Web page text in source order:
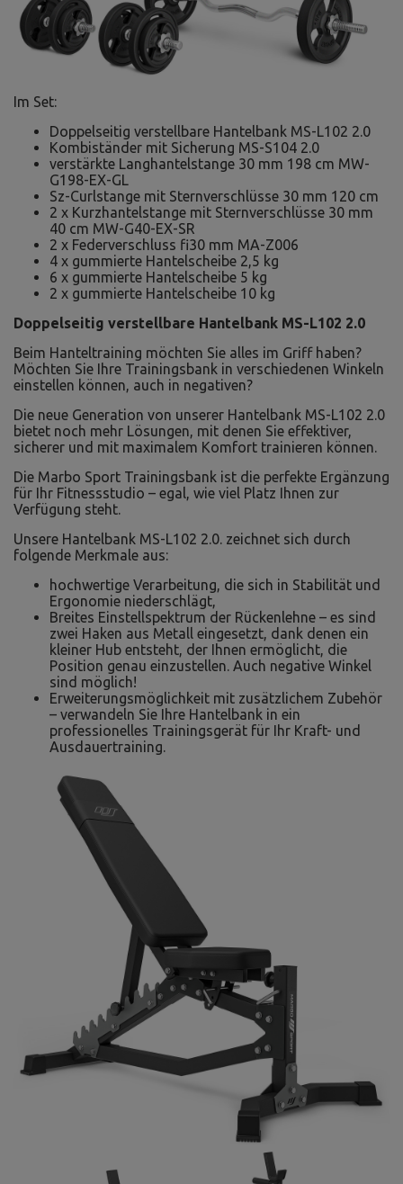
Im Set:
Doppelseitig verstellbare Hantelbank MS-L102 2.0
Kombiständer mit Sicherung MS-S104 2.0
verstärkte Langhantelstange 30 mm 198 cm MW-
G198-EX-GL
Sz-Curlstange mit Sternverschlüsse 30 mm 120 cm
2 x Kurzhantelstange mit Sternverschlüsse 30 mm
40 cm MW-G40-EX-SR
2 x Federverschluss fi30 mm MA-Z006
4 x gummierte Hantelscheibe 2,5 kg
6 x gummierte Hantelscheibe 5 kg
2 x gummierte Hantelscheibe 10 kg
Doppelseitig verstellbare Hantelbank MS-L102 2.0
Beim Hanteltraining möchten Sie alles im Griff haben?
Möchten Sie Ihre Trainingsbank in verschiedenen Winkeln
einstellen können, auch in negativen?
Die neue Generation von unserer Hantelbank MS-L102 2.0
bietet noch mehr Lösungen, mit denen Sie effektiver,
sicherer und mit maximalem Komfort trainieren können.
Die Marbo Sport Trainingsbank ist die perfekte Ergänzung
für Ihr Fitnessstudio – egal, wie viel Platz Ihnen zur
Verfügung steht.
Unsere Hantelbank MS-L102 2.0. zeichnet sich durch
folgende Merkmale aus:
hochwertige Verarbeitung, die sich in Stabilität und
Ergonomie niederschlägt,
Breites Einstellspektrum der Rückenlehne – es sind
zwei Haken aus Metall eingesetzt, dank denen ein
kleiner Hub entsteht, der Ihnen ermöglicht, die
Position genau einzustellen. Auch negative Winkel
sind möglich!
Erweiterungsmöglichkeit mit zusätzlichem Zubehör
– verwandeln Sie Ihre Hantelbank in ein
professionelles Trainingsgerät für Ihr Kraft- und
Ausdauertraining.